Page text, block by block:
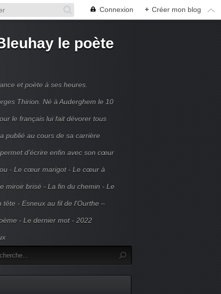
Connexion + Créer mon blog
le poète
et poète à ses heures.
Thirion. Né à Auderghem le 10
le français lui fait dévorer tous
publié au cours de sa carrière
d’écrire enfin avec son cœur
- Le cœur marigot - Le cœur à
miroir brisé - La fin du chemin - Le
- Esneux au fil de l'Ourthe –
- Le dernier mot - 2022